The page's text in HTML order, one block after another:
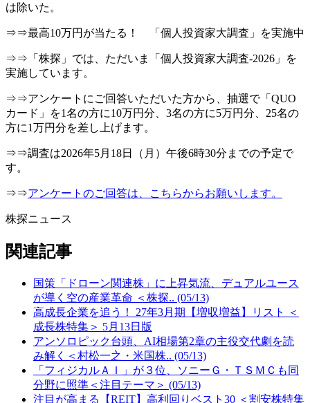
は除いた。
⇒⇒最高10万円が当たる！ 「個人投資家大調査」を実施中
⇒⇒「株探」では、ただいま「個人投資家大調査-2026」を
実施しています。
⇒⇒アンケートにご回答いただいた方から、抽選で「QUO
カード」を1名の方に10万円分、3名の方に5万円分、25名の
方に1万円分を差し上げます。
⇒⇒調査は2026年5月18日（月）午後6時30分までの予定で
す。
⇒⇒アンケートのご回答は、こちらからお願いします。
株探ニュース
関連記事
国策「ドローン関連株」に上昇気流、デュアルユース
が導く空の産業革命 ＜株探.. (05/13)
高成長企業を追う！ 27年3月期【増収増益】リスト ＜
成長株特集＞ 5月13日版
アンソロピック台頭、AI相場第2章の主役交代劇を読
み解く＜村松一之・米国株.. (05/13)
「フィジカルＡＩ」が３位、ソニーＧ・ＴＳＭＣも同
分野に照準＜注目テーマ＞ (05/13)
注目が高まる【REIT】高利回りベスト30 ＜割安株特集